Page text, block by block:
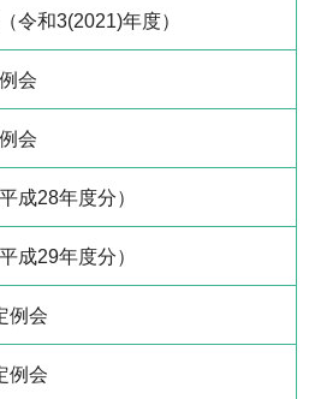
令和3(2021)年度）
会
会
成28年度分）
成29年度分）
例会
例会